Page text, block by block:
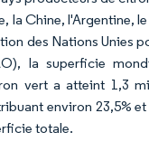
la Chine, l'Argentine,
des Nations Unies
la superficie
vert a atteint 1,3
environ 23,5%
totale.